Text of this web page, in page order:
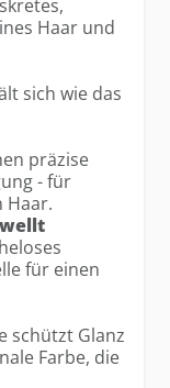
Haar und
sich wie das
präzise
- für
Haar.
für einen
schützt Glanz
Farbe, die